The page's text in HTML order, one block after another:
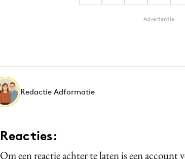
Advertentie
Redactie Adformatie
Reacties:
Om een reactie achter te laten is een account